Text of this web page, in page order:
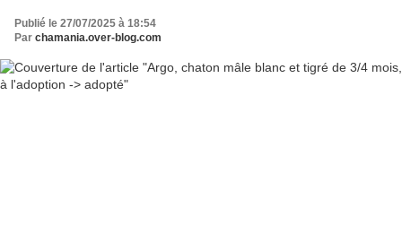
Publié le 27/07/2025 à 18:54
Par chamania.over-blog.com